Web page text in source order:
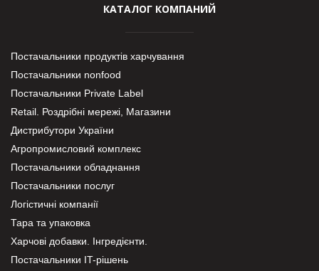
КАТАЛОГ КОМПАНИЙ
Постачальники продуктів харчування
Постачальники nonfood
Постачальники Private Label
Retail. Роздрібні мережі, Магазини
Дистрибутори України
Агропромисловий комплекс
Постачальники обладнання
Постачальники послуг
Логістичні компанії
Тара та упаковка
Харчові добавки. Інгредієнти.
Постачальники IT-рішень